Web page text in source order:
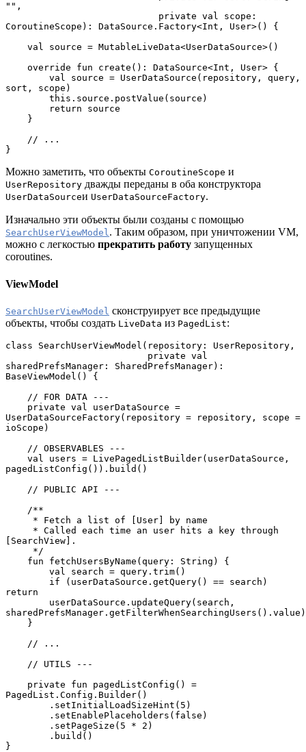
"",
CoroutineScope): DataSource.Factory<Int, User>() {
    val source = MutableLiveData<UserDataSource>()
    override fun create(): DataSource<Int, User> {
sort, scope)
        this.source.postValue(source)
        return source
    }
    // ...
}
Можно заметить, что объекты CoroutineScope и
UserRepository дважды переданы в оба конструктора
UserDataSourceи UserDataSourceFactory.
Изначально эти объекты были созданы с помощью
SearchUserViewModel. Таким образом, при уничтожении VM,
можно с легкостью прекратить работу запущенных
coroutines.
ViewModel
SearchUserViewModel сконструирует все предыдущие
объекты, чтобы создать LiveData из PagedList:
class SearchUserViewModel(repository: UserRepository,
sharedPrefsManager: SharedPrefsManager):
BaseViewModel() {
    // FOR DATA ---
UserDataSourceFactory(repository = repository, scope =
ioScope)
    // OBSERVABLES ---
pagedListConfig()).build()
    // PUBLIC API ---
    /**
     * Fetch a list of [User] by name
[SearchView].
     */
    fun fetchUsersByName(query: String) {
        val search = query.trim()
return
sharedPrefsManager.getFilterWhenSearchingUsers().value)
    }
    // ...
    // UTILS ---
PagedList.Config.Builder()
        .setInitialLoadSizeHint(5)
        .setEnablePlaceholders(false)
        .setPageSize(5 * 2)
        .build()
}